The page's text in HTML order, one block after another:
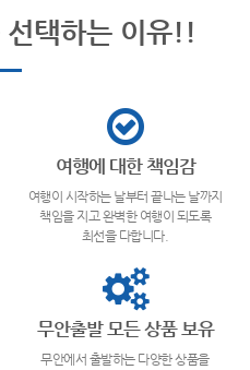
선택하는 이유!!
여행에 대한 책임감
여행이 시작하는 날부터 끝나는 날까지
책임을 지고 완벽한 여행이 되도록
최선을 다합니다.
무안출발 모든 상품 보유
무안에서 출발하는 다양한 상품을